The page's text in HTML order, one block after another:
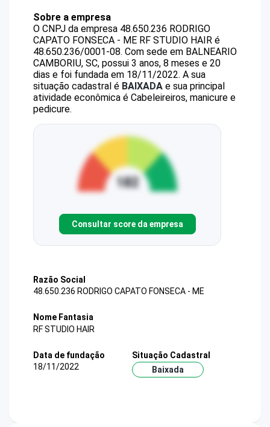
Sobre a empresa
O CNPJ da empresa 48.650.236 RODRIGO
CAPATO FONSECA - ME RF STUDIO HAIR é
48.650.236/0001-08. Com sede em BALNEARIO
CAMBORIU, SC, possui 3 anos, 8 meses e 20
dias e foi fundada em 18/11/2022. A sua
situação cadastral é BAIXADA e sua principal
atividade econômica é Cabeleireiros, manicure e
pedicure.
Consultar score da empresa
Razão Social
48.650.236 RODRIGO CAPATO FONSECA - ME
Nome Fantasia
RF STUDIO HAIR
Data de fundação
18/11/2022
Situação Cadastral
Baixada